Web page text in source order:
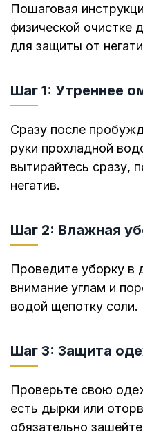
Пошаговая
физической очистке
для защиты от
Шаг 1: Утреннее
Сразу после
руки прохладной
вытирайтесь сразу,
негатив.
Шаг 2: Влажная
Проведите уборку в
внимание углам и
водой щепотку соли.
Шаг 3: Защита
Проверьте свою
есть дырки или
обязательно